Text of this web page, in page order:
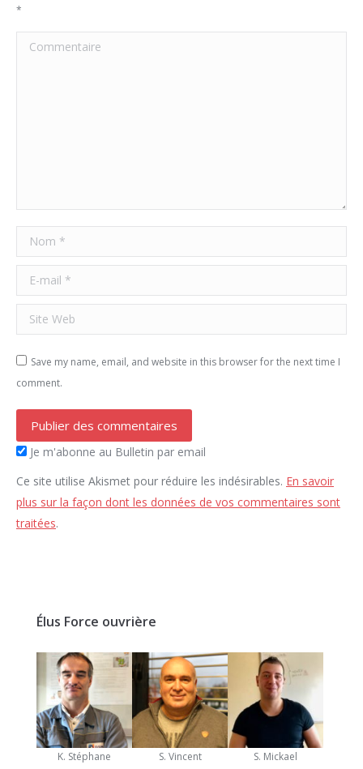
*
Commentaire
Nom *
E-mail *
Site Web
Save my name, email, and website in this browser for the next time I
comment.
Publier des commentaires
Je m'abonne au Bulletin par email
Ce site utilise Akismet pour réduire les indésirables. En savoir
plus sur la façon dont les données de vos commentaires sont
traitées.
Élus Force ouvrière
K. Stéphane S. Vincent S. Mickael